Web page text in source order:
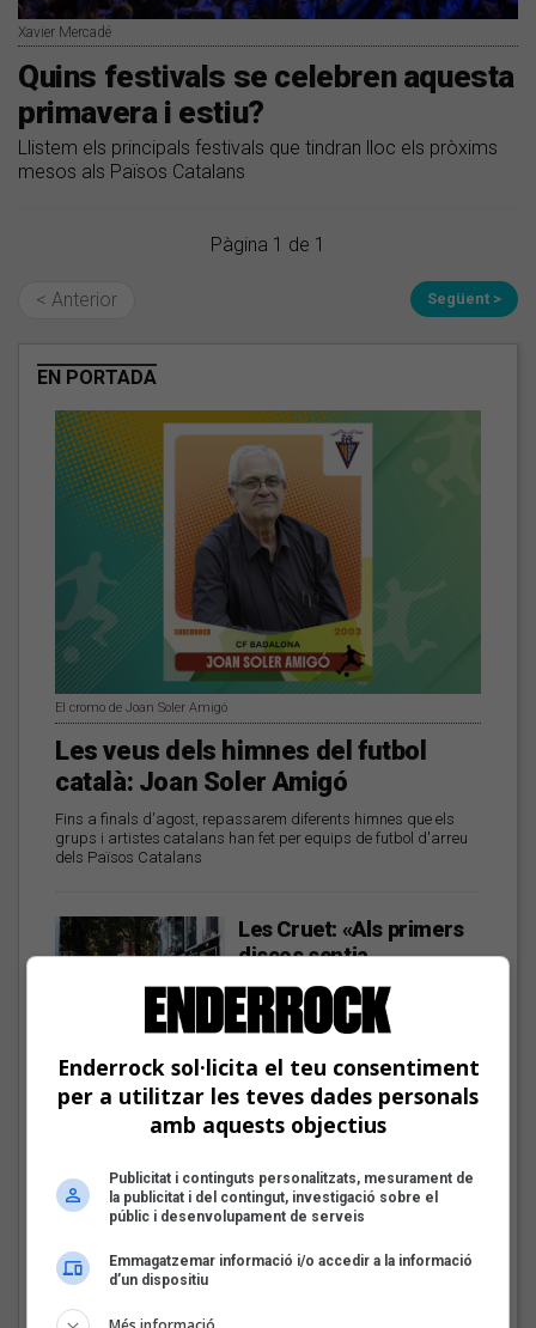
Xavier Mercadé
Quins festivals se celebren aquesta
primavera i estiu?
Llistem els principals festivals que tindran lloc els pròxims
mesos als Països Catalans
Pàgina 1 de 1
< Anterior Següent >
EN PORTADA
El cromo de Joan Soler Amigó
Les veus dels himnes del futbol
català: Joan Soler Amigó
Fins a finals d'agost, repassarem diferents himnes que els
grups i artistes catalans han fet per equips de futbol d'arreu
dels Països Catalans
Les Cruet: «Als primers
discos sentia
moltíssima ràbia, però
ara estic més serena i en
pau»
El punk-pop de Beni
Dolores al Sona9 2026
Enderrock sol·licita el teu consentiment
per a utilitzar les teves dades personals
amb aquests objectius
Publicitat i continguts personalitzats, mesurament de
la publicitat i del contingut, investigació sobre el
públic i desenvolupament de serveis
Emmagatzemar informació i/o accedir a la informació
d’un dispositiu